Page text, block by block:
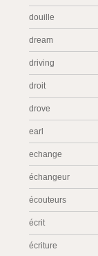
douille
dream
driving
droit
drove
earl
echange
échangeur
écouteurs
écrit
écriture